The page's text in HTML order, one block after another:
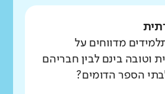
מדווחים על
וטובה בינם לבין חבריהם
הספר הדומים?